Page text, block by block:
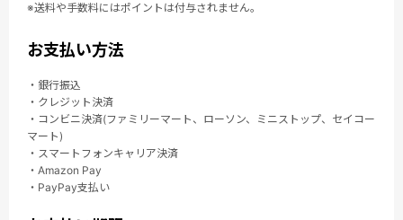
※送料や手数料にはポイントは付与されません。
お支払い方法
・銀行振込
・クレジット決済
・コンビニ決済(ファミリーマート、ローソン、ミニストップ、セイコー
マート)
・スマートフォンキャリア決済
・Amazon Pay
・PayPay支払い